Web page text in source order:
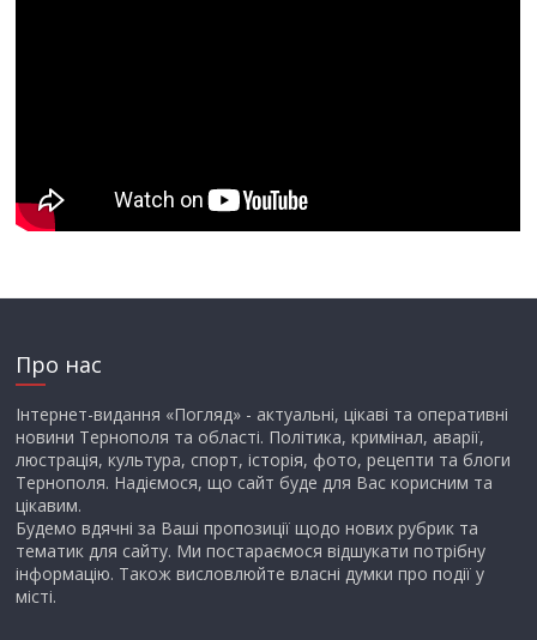
Про нас
Інтернет-видання «Погляд» - актуальні, цікаві та оперативні
новини Тернополя та області. Політика, кримінал, аварії,
люстрація, культура, спорт, історія, фото, рецепти та блоги
Тернополя. Надіємося, що сайт буде для Вас корисним та
цікавим.
Будемо вдячні за Ваші пропозиції щодо нових рубрик та
тематик для сайту. Ми постараємося відшукати потрібну
інформацію. Також висловлюйте власні думки про події у
місті.